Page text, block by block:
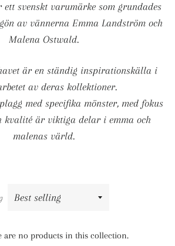
svenskt varumärke som grundades
av vännerna Emma Landström och
Malena Ostwald.
är en ständig inspirationskälla i
av deras kollektioner.
med specifika mönster, med fokus
kvalité är viktiga delar i emma och
malenas värld.
are no products in this collection.